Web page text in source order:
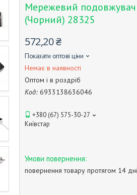
Мережевий подовжувач
(Чорний) 28325
572,20 ₴
Показати оптові ціни
Немає в наявності
Оптом і в роздріб
Код: 6933138636046
+380 (67) 575-30-27
Київстар
повернення товару протягом 14